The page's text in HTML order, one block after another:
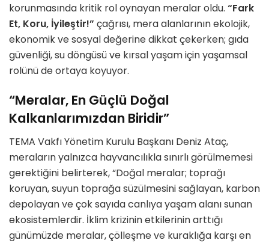
korunmasında kritik rol oynayan meralar oldu. “Fark
Et, Koru, İyileştir!” çağrısı, mera alanlarının ekolojik,
ekonomik ve sosyal değerine dikkat çekerken; gıda
güvenliği, su döngüsü ve kırsal yaşam için yaşamsal
rolünü de ortaya koyuyor.
“Meralar, En Güçlü Doğal
Kalkanlarımızdan Biridir”
TEMA Vakfı Yönetim Kurulu Başkanı Deniz Ataç,
meraların yalnızca hayvancılıkla sınırlı görülmemesi
gerektiğini belirterek, “Doğal meralar; toprağı
koruyan, suyun toprağa süzülmesini sağlayan, karbon
depolayan ve çok sayıda canlıya yaşam alanı sunan
ekosistemlerdir. İklim krizinin etkilerinin arttığı
günümüzde meralar, çölleşme ve kuraklığa karşı en